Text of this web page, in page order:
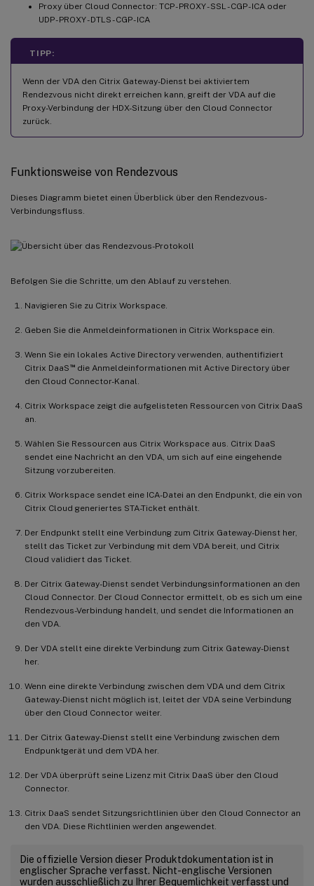
Proxy über Cloud Connector: TCP - PROXY - SSL - CGP - ICA oder
UDP - PROXY - DTLS - CGP - ICA
TIPP:
Wenn der VDA den Citrix Gateway-Dienst bei aktiviertem
Rendezvous nicht direkt erreichen kann, greift der VDA auf die
Proxy-Verbindung der HDX-Sitzung über den Cloud Connector
zurück.
Funktionsweise von Rendezvous
Dieses Diagramm bietet einen Überblick über den Rendezvous-
Verbindungsfluss.
Befolgen Sie die Schritte, um den Ablauf zu verstehen.
Navigieren Sie zu Citrix Workspace.
Geben Sie die Anmeldeinformationen in Citrix Workspace ein.
Wenn Sie ein lokales Active Directory verwenden, authentifiziert
Citrix DaaS ™die Anmeldeinformationen mit Active Directory über
den Cloud Connector-Kanal.
Citrix Workspace zeigt die aufgelisteten Ressourcen von Citrix DaaS
an.
Wählen Sie Ressourcen aus Citrix Workspace aus. Citrix DaaS
sendet eine Nachricht an den VDA, um sich auf eine eingehende
Sitzung vorzubereiten.
Citrix Workspace sendet eine ICA-Datei an den Endpunkt, die ein von
Citrix Cloud generiertes STA-Ticket enthält.
Der Endpunkt stellt eine Verbindung zum Citrix Gateway-Dienst her,
stellt das Ticket zur Verbindung mit dem VDA bereit, und Citrix
Cloud validiert das Ticket.
Der Citrix Gateway-Dienst sendet Verbindungsinformationen an den
Cloud Connector. Der Cloud Connector ermittelt, ob es sich um eine
Rendezvous-Verbindung handelt, und sendet die Informationen an
den VDA.
Der VDA stellt eine direkte Verbindung zum Citrix Gateway-Dienst
her.
Wenn eine direkte Verbindung zwischen dem VDA und dem Citrix
Gateway-Dienst nicht möglich ist, leitet der VDA seine Verbindung
über den Cloud Connector weiter.
Der Citrix Gateway-Dienst stellt eine Verbindung zwischen dem
Endpunktgerät und dem VDA her.
Der VDA überprüft seine Lizenz mit Citrix DaaS über den Cloud
Connector.
Citrix DaaS sendet Sitzungsrichtlinien über den Cloud Connector an
den VDA. Diese Richtlinien werden angewendet.
Die offizielle Version dieser Produktdokumentation ist in
englischer Sprache verfasst. Nicht-englische Versionen
wurden ausschließlich zu Ihrer Bequemlichkeit verfasst und